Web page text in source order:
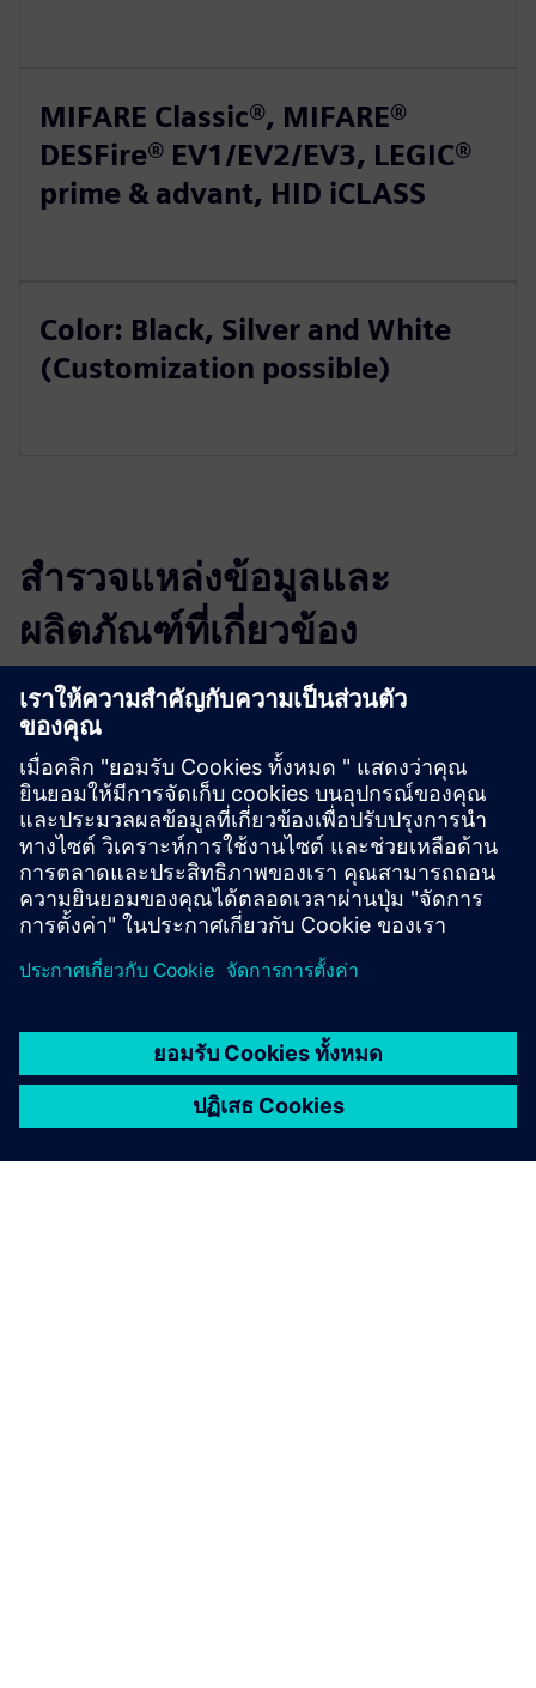
MIFARE Classic®, MIFARE®
DESFire® EV1/EV2/EV3, LEGIC®
prime & advant, HID iCLASS
Color: Black, Silver and White
(Customization possible)
สำรวจแหล่งข้อมูลและ
ผลิตภัณฑ์ที่เกี่ยวข้อง
ข้อมูลและแหล่งข้อมูลเพิ่มเติม
Website: AUTEC
Website: Card Readers
เงื่อนไขเบื้องต้น